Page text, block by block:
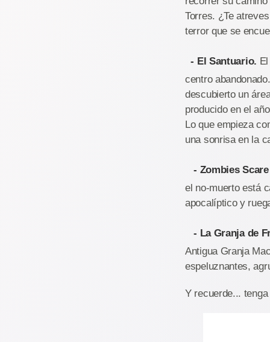
Torres. ¿Te
terror que se
- El Santuario.
centro
descubierto un
producido en el
Lo que empieza
una sonrisa en la
- Zombies
el no-muerto está
apocalíptico y
- La Granja de
Antigua Granja
espeluznantes,
Y recuerde...